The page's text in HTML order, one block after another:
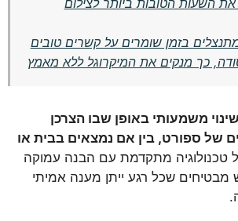
השעות הטובות ביותר לצילום
בזמן שומרים על קשרים טובים
כך מנקים את המיקרוגל ללא מאמץ
שינוי משמעותי באופן שבו הצרכן
של ספורט, בין אם נמצאים בבית או
טכנולוגיה מתקדמת עם הבנה עמוקה
שכל רגע ייתן מענה אמיתי